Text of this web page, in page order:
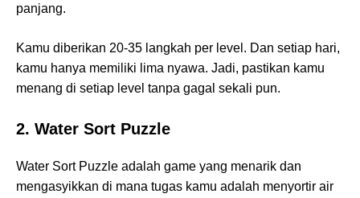
panjang.
Kamu diberikan 20-35 langkah per level. Dan setiap hari,
kamu hanya memiliki lima nyawa. Jadi, pastikan kamu
menang di setiap level tanpa gagal sekali pun.
2. Water Sort Puzzle
Water Sort Puzzle adalah game yang menarik dan
mengasyikkan di mana tugas kamu adalah menyortir air